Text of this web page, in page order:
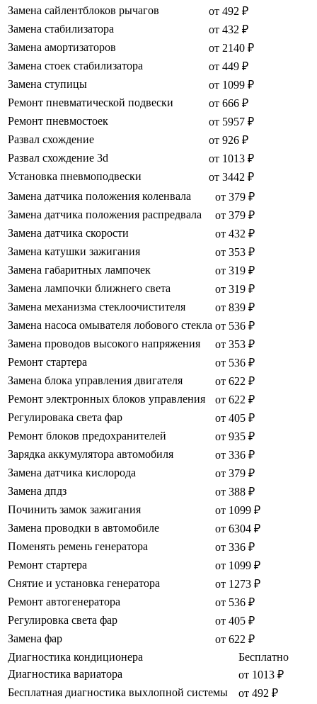
Замена сайлентблоков рычагов
от 492 ₽
Замена стабилизатора
от 432 ₽
Замена амортизаторов
от 2140 ₽
Замена стоек стабилизатора
от 449 ₽
Замена ступицы
от 1099 ₽
Ремонт пневматической подвески
от 666 ₽
Ремонт пневмостоек
от 5957 ₽
Развал схождение
от 926 ₽
Развал схождение 3d
от 1013 ₽
Установка пневмоподвески
от 3442 ₽
Замена датчика положения коленвала
от 379 ₽
Замена датчика положения распредвала
от 379 ₽
Замена датчика скорости
от 432 ₽
Замена катушки зажигания
от 353 ₽
Замена габаритных лампочек
от 319 ₽
Замена лампочки ближнего света
от 319 ₽
Замена механизма стеклоочистителя
от 839 ₽
Замена насоса омывателя лобового стекла от 536 ₽
Замена проводов высокого напряжения
от 353 ₽
Ремонт стартера
от 536 ₽
Замена блока управления двигателя
от 622 ₽
Ремонт электронных блоков управления
от 622 ₽
Регулировака света фар
от 405 ₽
Ремонт блоков предохранителей
от 935 ₽
Зарядка аккумулятора автомобиля
от 336 ₽
Замена датчика кислорода
от 379 ₽
Замена дпдз
от 388 ₽
Починить замок зажигания
от 1099 ₽
Замена проводки в автомобиле
от 6304 ₽
Поменять ремень генератора
от 336 ₽
Ремонт стартера
от 1099 ₽
Снятие и установка генератора
от 1273 ₽
Ремонт автогенератора
от 536 ₽
Регулировка света фар
от 405 ₽
Замена фар
от 622 ₽
Диагностика кондиционера
Бесплатно
Диагностика вариатора
от 1013 ₽
Бесплатная диагностика выхлопной системы
от 492 ₽